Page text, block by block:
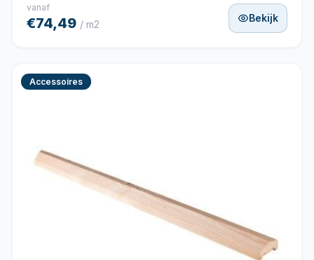
vanaf
€74,49 / m2
Bekijk
Accessoires